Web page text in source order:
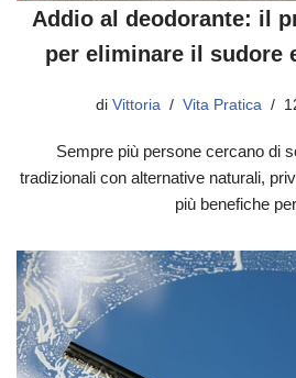
Addio al deodorante: il
per eliminare il sudore
di Vittoria Vita Pratica
Sempre più persone cercano di
tradizionali con alternative naturali,
più benefiche